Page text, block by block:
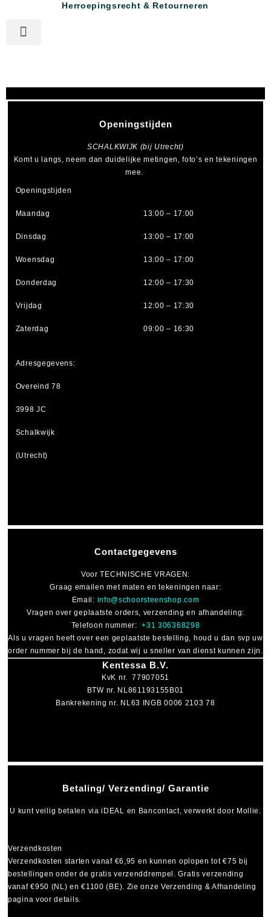
Herroepingsrecht & Retourneren
Betaling/ Verzending/ Garantie
U kunt veilig betalen viaiDEAL en Bancontact, verwerkt door Mollie.
Verzendkosten
Verzendkosten starten vanaf €6,95 en kunnen oplopen tot€75 bij
bestellingen onder de gratis verzenddrempel. Gratis verzending
vanaf €950 (NL) en €1100 (BE). Zie onze Verzending & Afhandeling
pagina voor details.
Contactgegevens
VoorTECHNISCHE VRAGEN :
Graag emailen met maten en tekeningen naar:
Email: info@schoorsteenshop.com
Vragen over geplaatste orders, verzending en afhandeling:
Telefoon nummer:+31 306368298
Als u vragen heeft over een geplaatste bestelling, houd u dan svp uw
order nummer bij de hand, zodat wij u sneller van dienst kunnen zijn.
Kentessa B.V.
KvK nr. 77907051
BTW nr. NL861193155B01
Bankrekening nr. NL63 INGB 0006 2103 78
Openingstijden
SCHALKWIJK (bij Utrecht)
Komt u langs, neem dan duidelijke metingen, foto’s en tekeningen
mee.
Openingstijden
Maandag 13:00 – 17:00
Dinsdag 13:00 – 17:00
Woensdag 13:00 – 17:00
Donderdag 12:00 – 17:30
Vrijdag 12:00 – 17:30
Zaterdag 09:00 – 16:30
Adresgegevens:
Overeind 78
3998 JC
Schalkwijk
(Utrecht)